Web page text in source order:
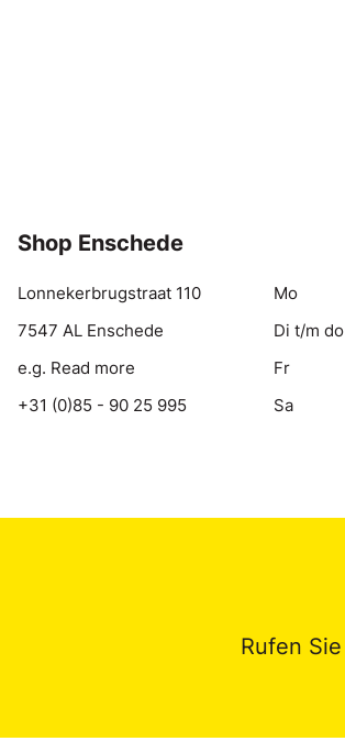
Shop Enschede
Lonnekerbrugstraat 110
7547 AL Enschede
e.g. Read more
+31 (0)85 - 90 25 995
Mo
Di t/m do
Fr
Sa
Rufen Sie